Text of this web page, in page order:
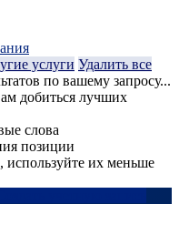
услуги Удалить все
по вашему запросу...
добиться лучших
слова
позиции
используйте их меньше